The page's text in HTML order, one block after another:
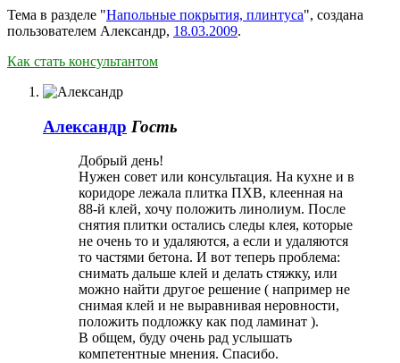
Тема в разделе "Напольные покрытия, плинтуса", создана
пользователем Александр, 18.03.2009.
Как стать консультантом
Александр Гость
Добрый день!
Нужен совет или консультация. На кухне и в
коридоре лежала плитка ПХВ, клеенная на
88-й клей, хочу положить линолиум. После
снятия плитки остались следы клея, которые
не очень то и удаляются, а если и удаляются
то частями бетона. И вот теперь проблема:
снимать дальше клей и делать стяжку, или
можно найти другое решение ( например не
снимая клей и не выравнивая неровности,
положить подложку как под ламинат ).
В общем, буду очень рад услышать
компетентные мнения. Спасибо.